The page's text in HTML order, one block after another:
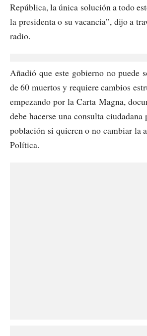
República, la única solución a todo
la presidenta o su vacancia”, dijo a
radio.
Añadió que este gobierno no puede
de 60 muertos y requiere cambios
empezando por la Carta Magna,
debe hacerse una consulta
población si quieren o no cambiar la
Política.